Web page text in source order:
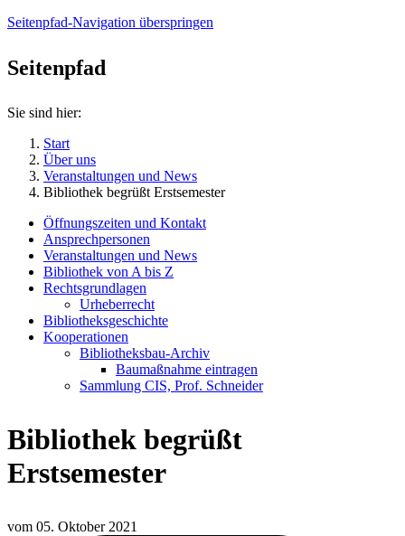
Seitenpfad-Navigation überspringen
Seitenpfad
Sie sind hier:
Start
Über uns
Veranstaltungen und News
Bibliothek begrüßt Erstsemester
Öffnungszeiten und Kontakt
Ansprechpersonen
Veranstaltungen und News
Bibliothek von A bis Z
Rechtsgrundlagen
Urheberrecht
Bibliotheksgeschichte
Kooperationen
Bibliotheksbau-Archiv
Baumaßnahme eintragen
Sammlung CIS, Prof. Schneider
Bibliothek begrüßt
Erstsemester
vom 05. Oktober 2021